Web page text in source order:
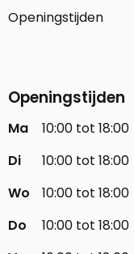
Openingstijden
Openingstijden
Ma
10:00 tot 18:00
Di
10:00 tot 18:00
Wo
10:00 tot 18:00
Do
10:00 tot 18:00